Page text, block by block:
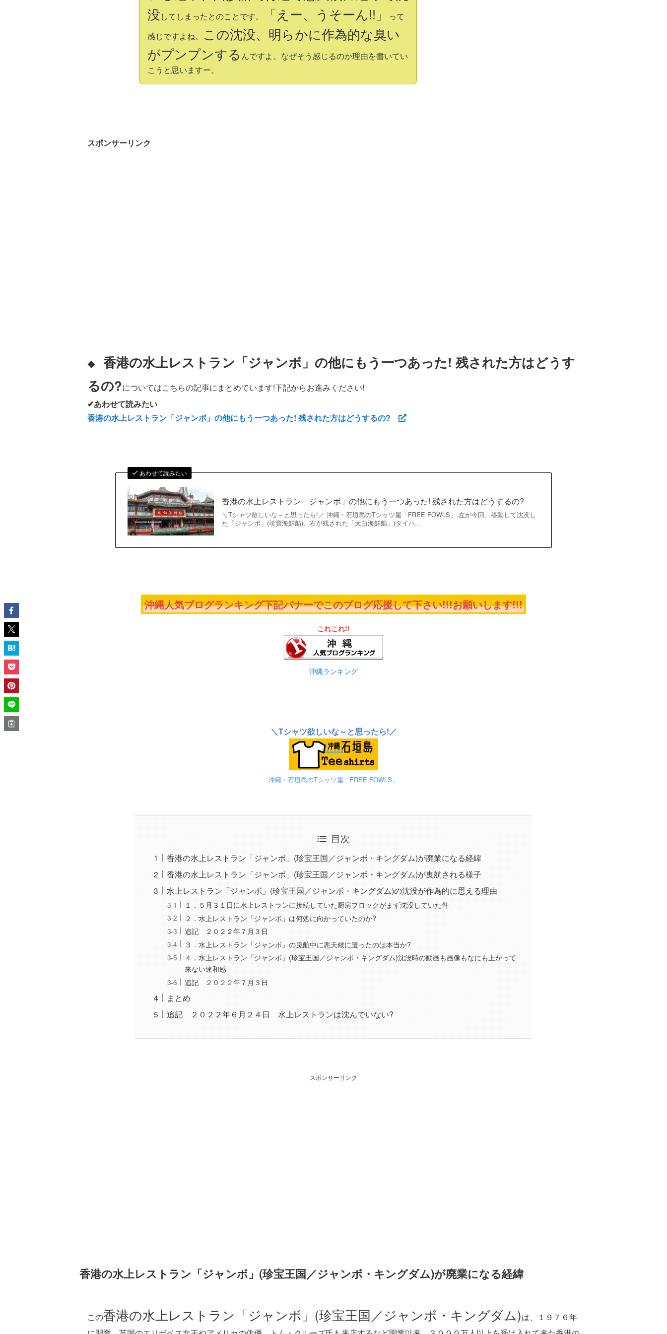
没してしまったとのことです。 「えー、うそーん!!」
って
感じですよね。
この沈没、明らかに作為的な臭い
がプンプンする んですよ。なぜそう感じるのか理由を書いてい
こうと思いますー。
スポンサーリンク
◆ 香港の水上レストラン「ジャンボ」の他にもう一つあった! 残された方はどうす
るの?についてはこちらの記事にまとめています!下記からお進みください!
✔あわせて読みたい
香港の水上レストラン「ジャンボ」の他にもう一つあった! 残された方はどうするの?
あわせて読みたい
香港の水上レストラン「ジャンボ」の他にもう一つあった! 残された方はどうするの?
＼Tシャツ欲しいな～と思ったら!／ 沖縄・石垣島のTシャツ屋「FREE FOWLS」 左が今回、移動して沈没し
た「ジャンボ」(珍寶海鮮舫)、右が残された「太白海鮮舫」(タイハ…
沖縄人気ブログランキング下記バナーでこのブログ応援して下さい!!!お願いします!!!
これこれ!!
沖縄ランキング
＼Tシャツ欲しいな～と思ったら!／
沖縄・石垣島のTシャツ屋「FREE FOWLS」
目次
香港の水上レストラン「ジャンボ」(珍宝王国／ジャンボ・キングダム)が廃業になる経緯
香港の水上レストラン「ジャンボ」(珍宝王国／ジャンボ・キングダム)が曳航される様子
水上レストラン「ジャンボ」(珍宝王国／ジャンボ・キングダム)の沈没が作為的に思える理由
１．５月３１日に水上レストランに接続していた厨房ブロックがまず沈没していた件
２．水上レストラン「ジャンボ」は何処に向かっていたのか?
追記 ２０２２年７月３日
３．水上レストラン「ジャンボ」の曳航中に悪天候に遭ったのは本当か?
４．水上レストラン「ジャンボ」(珍宝王国／ジャンボ・キングダム)沈没時の動画も画像もなにも上がって
来ない違和感
追記 ２０２２年７月３日
まとめ
追記 ２０２２年６月２４日 水上レストランは沈んでいない?
スポンサーリンク
香港の水上レストラン「ジャンボ」(珍宝王国／ジャンボ・キングダム)が廃業になる経緯
この香港の水上レストラン「ジャンボ」(珍宝王国／ジャンボ・キングダム)は、１９７６年